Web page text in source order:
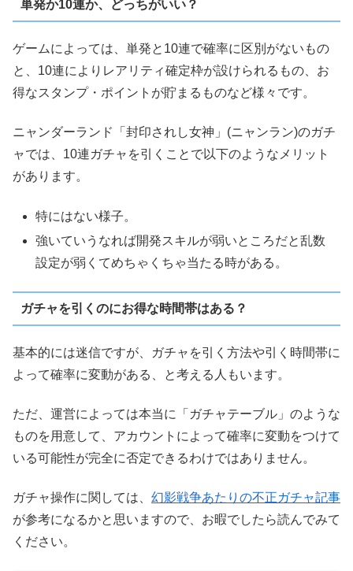
単発か10連か、どっちがいい？
ゲームによっては、単発と10連で確率に区別がないもの
と、10連によりレアリティ確定枠が設けられるもの、お
得なスタンプ・ポイントが貯まるものなど様々です。
ニャンダーランド「封印されし女神」(ニャンラン)のガチ
ャでは、10連ガチャを引くことで以下のようなメリット
があります。
特にはない様子。
強いていうなれば開発スキルが弱いところだと乱数
設定が弱くてめちゃくちゃ当たる時がある。
ガチャを引くのにお得な時間帯はある？
基本的には迷信ですが、ガチャを引く方法や引く時間帯に
よって確率に変動がある、と考える人もいます。
ただ、運営によっては本当に「ガチャテーブル」のような
ものを用意して、アカウントによって確率に変動をつけて
いる可能性が完全に否定できるわけではありません。
ガチャ操作に関しては、 幻影戦争あたりの不正ガチャ記事
が参考になるかと思いますので、お暇でしたら読んでみて
ください。